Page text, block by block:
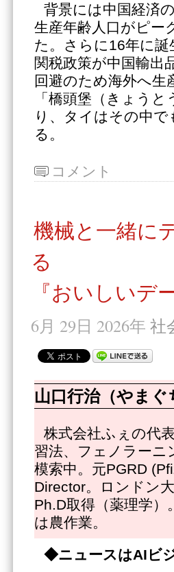
背景には中国経済
生産年齢人口がピー
た。さらに16年に
関税政策が中国輸出
回避のため海外へ
「橋頭堡（きょう
り、タイはその中
る。
コメント
機械と一緒に
る
『おいしいデ
6月 29日 2026年 社
山口行治（やまぐ
株式会社ふぇの代
習法、フェノラーニ
模索中。元PGRD
Director。ロンドン
Ph.D取得（薬理学）
は農作業。
◆ニュースはAIビ